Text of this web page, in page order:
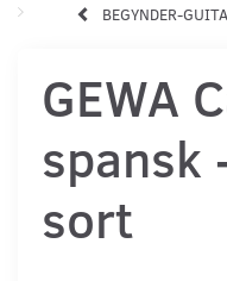
BEGYNDER-
GEWA
spansk
sort